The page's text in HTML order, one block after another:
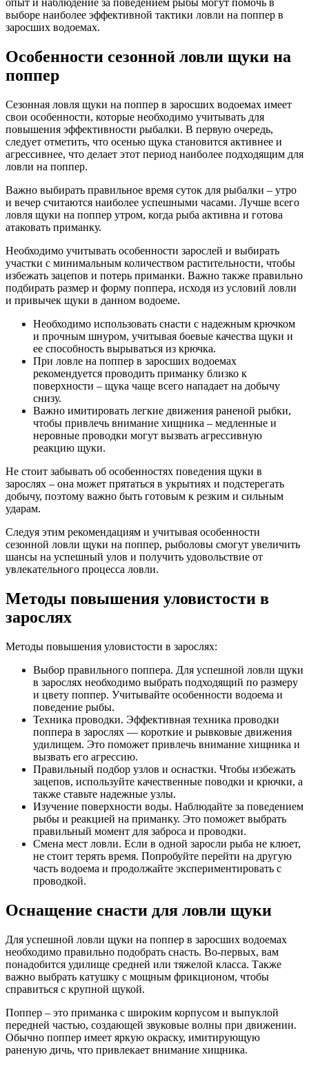
опыт и наблюдение за поведением рыбы могут помочь в
выборе наиболее эффективной тактики ловли на поппер в
заросших водоемах.
Особенности сезонной ловли щуки на
поппер
Сезонная ловля щуки на поппер в заросших водоемах имеет
свои особенности, которые необходимо учитывать для
повышения эффективности рыбалки. В первую очередь,
следует отметить, что осенью щука становится активнее и
агрессивнее, что делает этот период наиболее подходящим для
ловли на поппер.
Важно выбирать правильное время суток для рыбалки – утро
и вечер считаются наиболее успешными часами. Лучше всего
ловля щуки на поппер утром, когда рыба активна и готова
атаковать приманку.
Необходимо учитывать особенности зарослей и выбирать
участки с минимальным количеством растительности, чтобы
избежать зацепов и потерь приманки. Важно также правильно
подбирать размер и форму поппера, исходя из условий ловли
и привычек щуки в данном водоеме.
Необходимо использовать снасти с надежным крючком
и прочным шнуром, учитывая боевые качества щуки и
ее способность вырываться из крючка.
При ловле на поппер в заросших водоемах
рекомендуется проводить приманку близко к
поверхности – щука чаще всего нападает на добычу
снизу.
Важно имитировать легкие движения раненой рыбки,
чтобы привлечь внимание хищника – медленные и
неровные проводки могут вызвать агрессивную
реакцию щуки.
Не стоит забывать об особенностях поведения щуки в
зарослях – она может прятаться в укрытиях и подстерегать
добычу, поэтому важно быть готовым к резким и сильным
ударам.
Следуя этим рекомендациям и учитывая особенности
сезонной ловли щуки на поппер, рыболовы смогут увеличить
шансы на успешный улов и получить удовольствие от
увлекательного процесса ловли.
Методы повышения уловистости в
зарослях
Методы повышения уловистости в зарослях:
Выбор правильного поппера. Для успешной ловли щуки
в зарослях необходимо выбрать подходящий по размеру
и цвету поппер. Учитывайте особенности водоема и
поведение рыбы.
Техника проводки. Эффективная техника проводки
поппера в зарослях — короткие и рывковые движения
удилищем. Это поможет привлечь внимание хищника и
вызвать его агрессию.
Правильный подбор узлов и оснастки. Чтобы избежать
зацепов, используйте качественные поводки и крючки, а
также ставьте надежные узлы.
Изучение поверхности воды. Наблюдайте за поведением
рыбы и реакцией на приманку. Это поможет выбрать
правильный момент для заброса и проводки.
Смена мест ловли. Если в одной заросли рыба не клюет,
не стоит терять время. Попробуйте перейти на другую
часть водоема и продолжайте экспериментировать с
проводкой.
Оснащение снасти для ловли щуки
Для успешной ловли щуки на поппер в заросших водоемах
необходимо правильно подобрать снасть. Во-первых, вам
понадобится удилище средней или тяжелой класса. Также
важно выбрать катушку с мощным фрикционом, чтобы
справиться с крупной щукой.
Поппер – это приманка с широким корпусом и выпуклой
передней частью, создающей звуковые волны при движении.
Обычно поппер имеет яркую окраску, имитирующую
раненую дичь, что привлекает внимание хищника.